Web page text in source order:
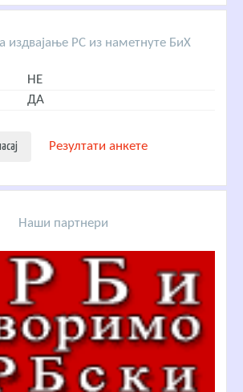
издвајање РС из наметнуте БиХ
НЕ
ДА
Резултати анкете
Наши партнери